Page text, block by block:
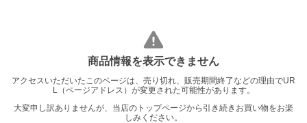
商品情報を表示できません
アクセスいただいたこのページは、売り切れ、販売期間終了などの理由でUR
L（ページアドレス）が変更された可能性があります。
大変申し訳ありませんが、当店のトップページから引き続きお買い物をお楽
しみください。